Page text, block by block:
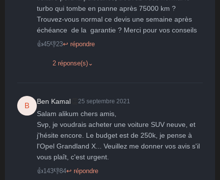
turbo qui tombe en panne après 75000 km ?
Trouvez-vous normal ce devis une semaine après
échéance  de la  garantie ? Merci pour vos conseils
👍45👎23↩ répondre
2 réponse(s) ⌄
B
Ben Kamal 25 septembre 2021
Salam alikum chers amis,
Svp, je voudrais acheter une voiture SUV neuve, et
j'hésite encore. Le budget est de 250k, je pense à
l'Opel Grandland X... Veuillez me donner vos avis s'il
vous plaît, c'est urgent.
👍143👎84↩ répondre